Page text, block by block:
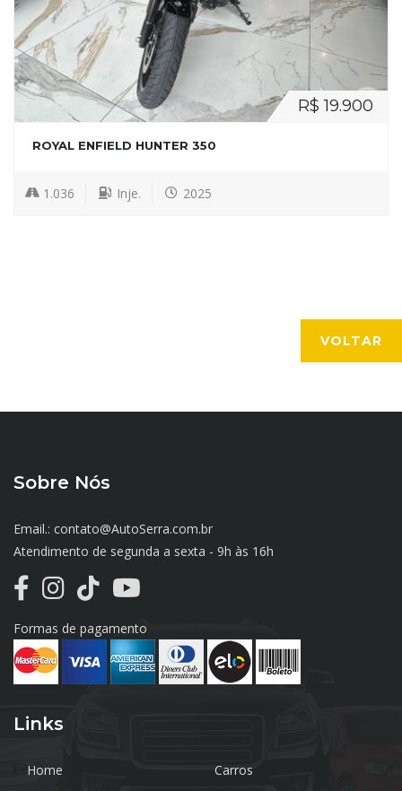
R$ 19.900
ROYAL ENFIELD HUNTER 350
1.036 Inje. 2025
VOLTAR
Sobre Nós
Email.: contato@AutoSerra.com.br
Atendimento de segunda a sexta - 9h às 16h
Formas de pagamento
Links
Home Carros